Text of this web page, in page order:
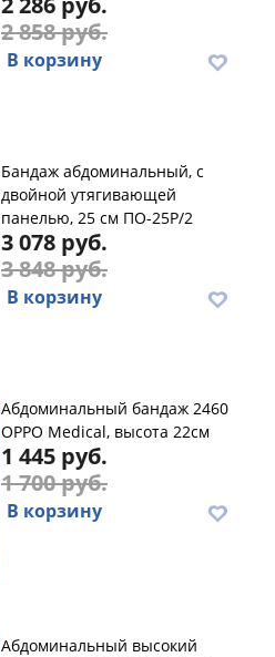
2 858 руб.
В корзину
Бандаж абдоминальный, с
двойной утягивающей
панелью, 25 см ПО-25Р/2
3 078 руб.
3 848 руб.
В корзину
Абдоминальный бандаж 2460
OPPO Medical, высота 22см
1 445 руб.
1 700 руб.
В корзину
Абдоминальный высокий